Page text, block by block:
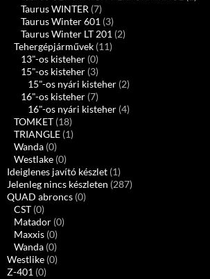
Taurus WINTER (7)
Taurus Winter 601 (3)
Taurus Winter LT 201 (2)
Tehergépjárművek (11)
13"-os kisteher (0)
15"-os kisteher (3)
15"-os nyári kisteher (2)
16"-os kisteher (7)
16"-os nyári kisteher (4)
TOMKET (18)
TRIANGLE (1)
Wanda (0)
Westlake (0)
Ideiglenes javító készlet (1)
Jelenleg nincs készleten (287)
QUAD abroncs (0)
CST (0)
Matador (0)
Maxxis (0)
Wanda (0)
Westlike (0)
Z-401 (0)